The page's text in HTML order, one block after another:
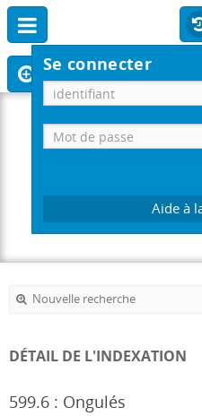
Se connecter
Aide à
Nouvelle recherche
DÉTAIL DE L'INDEXATION
599.6 : Ongulés